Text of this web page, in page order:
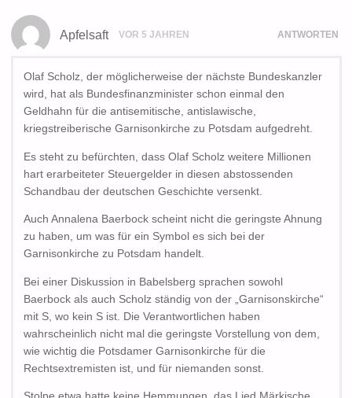
Apfelsaft VOR 5 JAHREN ANTWORTEN
Olaf Scholz, der möglicherweise der nächste Bundeskanzler
wird, hat als Bundesfinanzminister schon einmal den
Geldhahn für die antisemitische, antislawische,
kriegstreiberische Garnisonkirche zu Potsdam aufgedreht.
Es steht zu befürchten, dass Olaf Scholz weitere Millionen
hart erarbeiteter Steuergelder in diesen abstossenden
Schandbau der deutschen Geschichte versenkt.
Auch Annalena Baerbock scheint nicht die geringste Ahnung
zu haben, um was für ein Symbol es sich bei der
Garnisonkirche zu Potsdam handelt.
Bei einer Diskussion in Babelsberg sprachen sowohl
Baerbock als auch Scholz ständig von der „Garnisonskirche“
mit S, wo kein S ist. Die Verantwortlichen haben
wahrscheinlich nicht mal die geringste Vorstellung von dem,
wie wichtig die Potsdamer Garnisonkirche für die
Rechtsextremisten ist, und für niemanden sonst.